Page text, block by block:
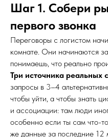
Шаг 1. Собери
первого звонка
Переговоры с логистом
комнате. Они начинаются
понимаешь, что реально
Три источника реальных
запросы в 3–4
чтобы уйти, а чтобы знать
и ассоциации: там люди
особенно если ты сам что-
же данные за последние 12